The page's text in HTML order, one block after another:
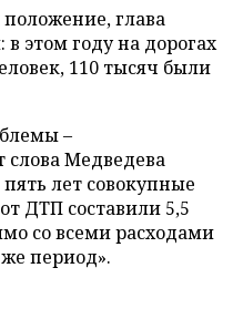
глава
этом году на дорогах
110 тысяч были
–
слова Медведева
лет совокупные
ДТП составили 5,5
со всеми расходами
период».